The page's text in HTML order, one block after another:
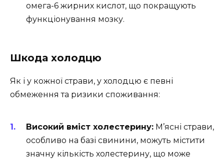
омега-6 жирних кислот, що покращують
функціонування мозку.
Шкода холодцю
Як і у кожної страви, у холодцю є певні
обмеження та ризики споживання:
Високий вміст холестерину: М’ясні страви,
особливо на базі свинини, можуть містити
значну кількість холестерину, що може